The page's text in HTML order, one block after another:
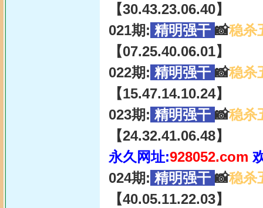
【30.43.23.06.40】
021期: 精明强干 📸稳杀
【07.25.40.06.01】
022期: 精明强干 📸稳杀
【15.47.14.10.24】
023期: 精明强干 📸稳杀
【24.32.41.06.48】
永久网址:928052.com
024期: 精明强干 📸稳杀
【40.05.11.22.03】